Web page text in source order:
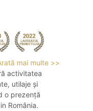
mai multe >>
activitatea
utilaje și
o prezență
România.